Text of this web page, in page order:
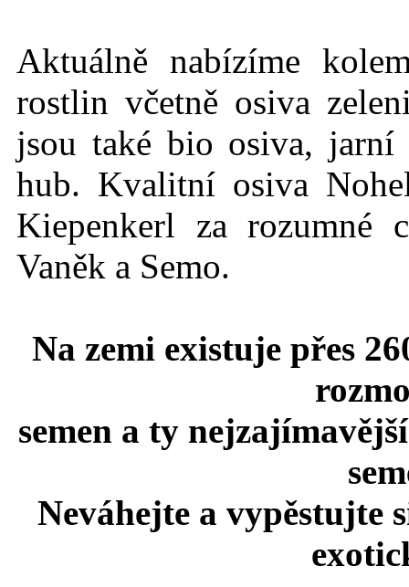
Aktuálně nabízíme
rostlin včetně osiva
jsou také bio osiva,
hub. Kvalitní osiva
Kiepenkerl za rozumné
Vaněk a Semo.
Na zemi existuje přes
semen a ty
Neváhejte a vypěstujte